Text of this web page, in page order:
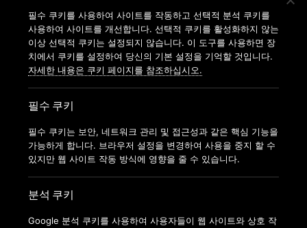
지점찾기
가맹신청
필수 쿠키를 사용하여 사이트를 작동하고 선택적 분석 쿠키를
사용하여 사이트를 개선합니다. 선택적 쿠키를 활성화하지 않는
이상 선택적 쿠키는 설정되지 않습니다. 이 도구를 사용하면 장
치에서 쿠키를 설정하여 당신의 기본 설정을 기억할 것입니다.
자세한 내용은 쿠키 페이지를 참조하십시오.
필수 쿠키
필수 쿠키는 보안, 네트워크 관리 및 접근성과 같은 핵심 기능을
가능하게 합니다. 브라우저 설정을 변경하여 사용을 중지 할 수
있지만 웹 사이트 작동 방식에 영향을 줄 수 있습니다.
분석 쿠키
Google 분석 쿠키를 사용하여 사용자들이 웹 사이트와 상호 작